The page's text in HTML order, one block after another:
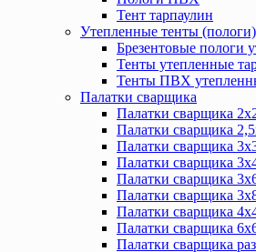
Тент тарпаулин
Утепленные тенты (пологи)
Брезентовые пологи
Тенты утепленные
Тенты ПВХ
Палатки сварщика
Палатки сварщика
Палатки сварщика
Палатки сварщика
Палатки сварщика
Палатки сварщика
Палатки сварщика
Палатки сварщика
Палатки сварщика
Палатки сварщика